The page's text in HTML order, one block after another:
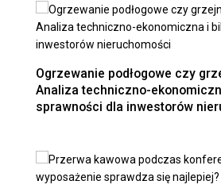
Ogrzewanie podłogowe czy
Analiza techniczno-
sprawności dla inwestorów